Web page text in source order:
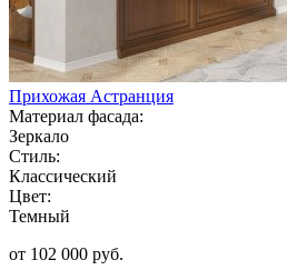
Прихожая Астранция
Материал фасада:
Зеркало
Стиль:
Классический
Цвет:
Темный
от 102 000 руб.